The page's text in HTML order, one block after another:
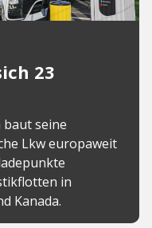
23
baut seine
Lkw europaweit
in
Kanada.